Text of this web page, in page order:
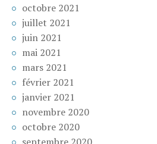
octobre 2021
juillet 2021
juin 2021
mai 2021
mars 2021
février 2021
janvier 2021
novembre 2020
octobre 2020
septembre 2020